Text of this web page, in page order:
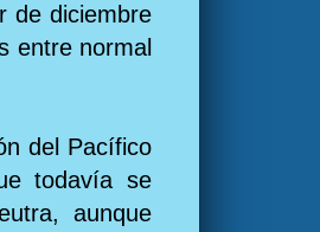
de diciembre
entre normal
del Pacífico
todavía se
aunque